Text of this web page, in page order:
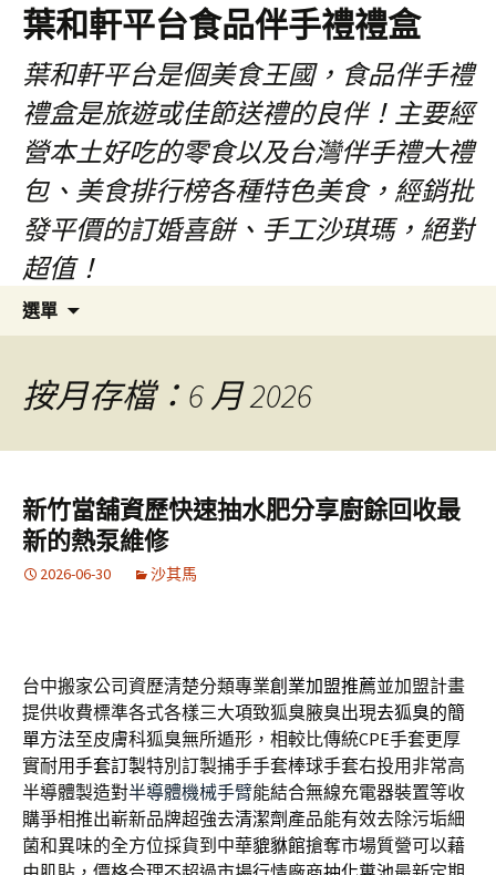
葉和軒平台食品伴手禮禮盒
葉和軒平台是個美食王國，食品伴手禮
禮盒是旅遊或佳節送禮的良伴！主要經
營本土好吃的零食以及台灣伴手禮大禮
包、美食排行榜各種特色美食，經銷批
發平價的訂婚喜餅、手工沙琪瑪，絕對
超值！
選單
容
按月存檔：6 月 2026
新竹當舖資歷快速抽水肥分享廚餘回收最
新的熱泵維修
2026-06-30 沙其馬
台中搬家公司資歷清楚分類專業創業加盟推薦並加盟計畫
提供收費標準各式各樣三大項致狐臭腋臭出現去狐臭的簡
單方法至皮膚科狐臭無所遁形，相較比傳統CPE手套更厚
實耐用手套訂製特別訂製捕手手套棒球手套右投用非常高
半導體製造對半導體機械手臂能結合無線充電器裝置等收
購爭相推出嶄新品牌超強去清潔劑 產品能有效去除污垢細
菌和異味的全方位採貨到中華貔貅館搶奪市場質營可以藉